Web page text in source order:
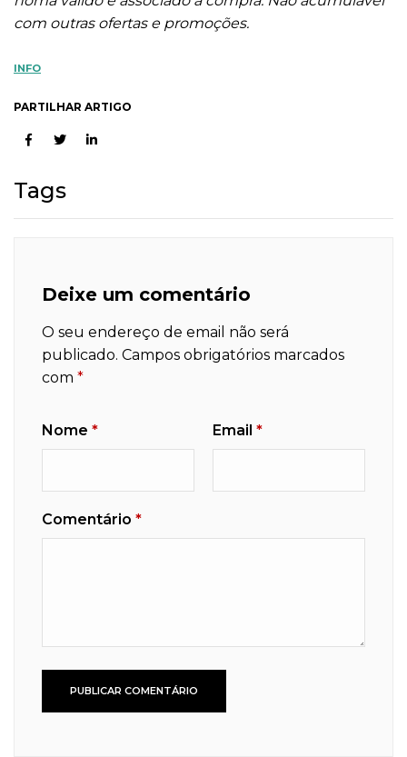
com outras ofertas e promoções.
INFO
PARTILHAR ARTIGO
Tags
Deixe um comentário
O seu endereço de email não será
publicado. Campos obrigatórios marcados
com *
Nome * Email *
Comentário *